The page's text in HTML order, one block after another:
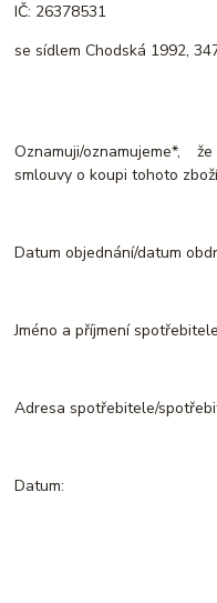
IČ: 26378531
se sídlem Chodská 1992,
Oznamuji/oznamujeme*,
smlouvy o koupi tohoto
Datum objednání/datum
Jméno a příjmení
Adresa spotřebitele/
Datum: